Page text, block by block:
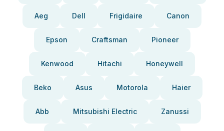
Aeg Dell Frigidaire Canon
Epson Craftsman Pioneer
Kenwood Hitachi Honeywell
Beko Asus Motorola Haier
Abb Mitsubishi Electric Zanussi